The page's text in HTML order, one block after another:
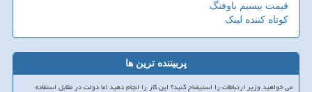
قیمت بیسیم باوفنگ
کوتاه کننده لینک
پربیننده ترین ها
می خواهید وزیر ارتباطات را استیضاح کنید؟ این کار را انجام دهید اما دولت در مقابل استفاده